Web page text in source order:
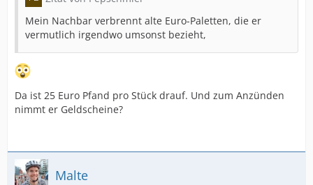
Mein Nachbar verbrennt alte Euro-Paletten, die er
vermutlich irgendwo umsonst bezieht,
Da ist 25 Euro Pfand pro Stück drauf. Und zum Anzünden
nimmt er Geldscheine?
Malte